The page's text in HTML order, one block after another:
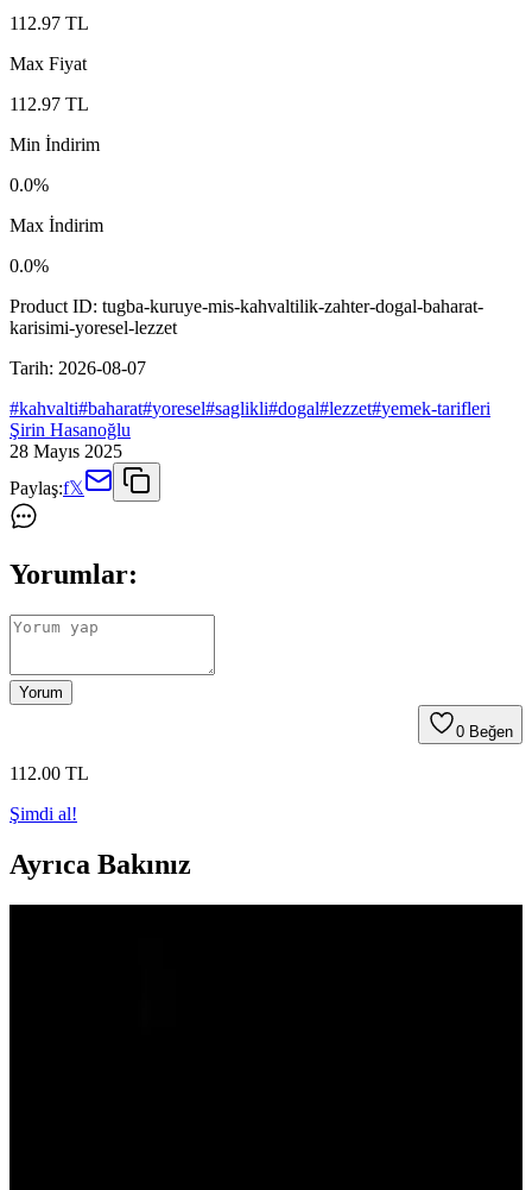
112.97 TL
Max Fiyat
112.97 TL
Min İndirim
0.0%
Max İndirim
0.0%
Product ID: tugba-kuruye-mis-kahvaltilik-zahter-dogal-baharat-
karisimi-yoresel-lezzet
Tarih: 2026-08-07
#kahvalti#baharat#yoresel#saglikli#dogal#lezzet#yemek-tarifleri
Şirin Hasanoğlu
28 Mayıs 2025
Paylaş:f𝕏
Yorumlar:
Yorum
0 Beğen
112.00 TL
Şimdi al!
Ayrıca Bakınız